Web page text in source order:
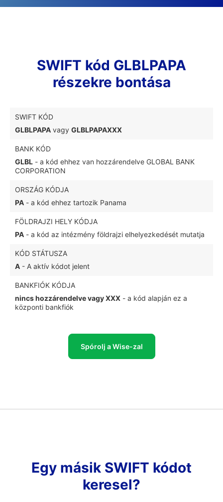
SWIFT kód GLBLPAPA
részekre bontása
SWIFT KÓD
GLBLPAPA vagy GLBLPAPAXXX
BANK KÓD
GLBL - a kód ehhez van hozzárendelve GLOBAL BANK
CORPORATION
ORSZÁG KÓDJA
PA - a kód ehhez tartozik Panama
FÖLDRAJZI HELY KÓDJA
PA - a kód az intézmény földrajzi elhelyezkedését mutatja
KÓD STÁTUSZA
A - A aktív kódot jelent
BANKFIÓK KÓDJA
nincs hozzárendelve vagy XXX - a kód alapján ez a
központi bankfiók
Spórolj a Wise-zal
Egy másik SWIFT kódot
keresel?